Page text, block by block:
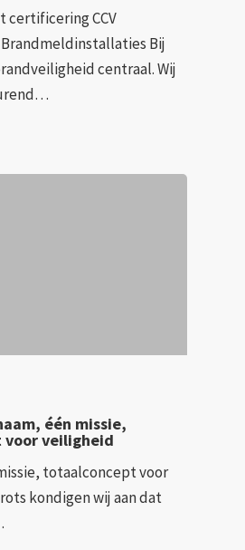
certificering CCV
Bij
centraal. Wij
één missie,
veiligheid
totaalconcept voor
kondigen wij aan dat